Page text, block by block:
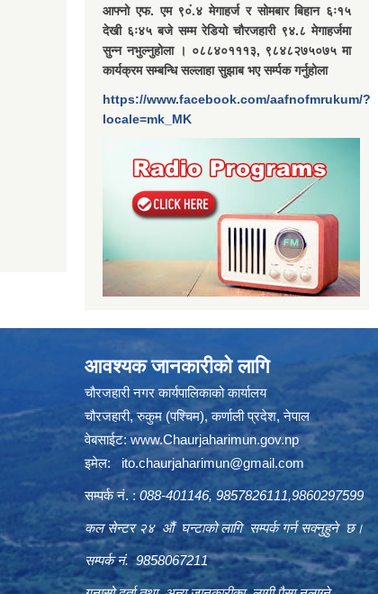
आफ्नो एफ. एम ९०ं.४ मेगाहर्ज र सोमबार बिहान ६ः१५
देखी ६ः४५ बजे सम्म रेडियो चौरजहारी ९४.८ मेगाहर्जमा
सुन्न नभुल्नुहोला । ०८८४०१११३, ९८४८२७५०७५ मा
कार्यक्रम सम्बन्धि सल्लाहा सुझाब भए सर्म्पक गर्नुहोला
https://www.facebook.com/aafnofmrukum/?
locale=mk_MK
आवश्यक जानकारीको लागि
चौरजहारी नगर कार्यपालिकाको कार्यालय
चौरजहारी, रुकुम (पश्चिम), कर्णाली प्रदेश, नेपाल
वेबसाईट:www.Chaurjaharimun.gov.np
इमेल: ito.chaurjaharimun@gmail.com
सम्पर्क नं. : 088-401146, 9857826111,9860297599
कल सेन्टर २४ औं घन्टाको लागि सम्पर्क गर्न सक्नुहुने छ।
सम्पर्क नं. 9858067211